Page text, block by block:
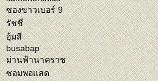
ซองขาวเบอร์ 9
รัชชี่
อุ้มสี
busabap
ม่านฟ้านาคราช
ซอมพอแสด